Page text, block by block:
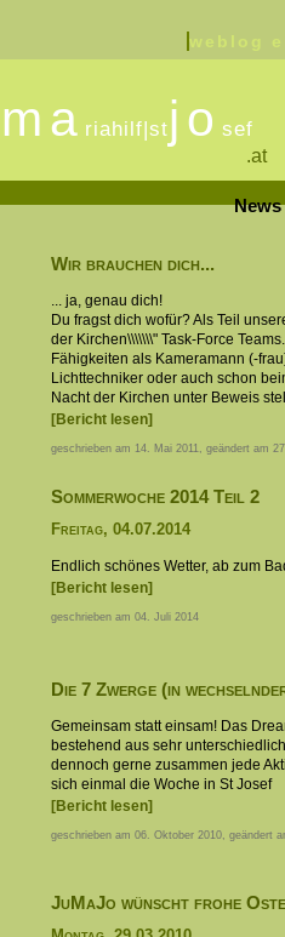
weblog
ma riahilf|stjo sef
.at
News
Wir brauchen dich...
... ja, genau dich!
Du fragst dich wofür? Als Teil
der Kirchen\\\\\\\" Task-Force
Fähigkeiten als Kameramann (-
Lichttechniker oder auch schon
Nacht der Kirchen unter Beweis
[Bericht lesen]
geschrieben am 14. Mai 2011, geändert am
Sommerwoche 2014 Teil 2
Freitag, 04.07.2014
Endlich schönes Wetter, ab zum
[Bericht lesen]
geschrieben am 04. Juli 2014
Die 7 Zwerge (in
Gemeinsam statt einsam! Das
bestehend aus sehr
dennoch gerne zusammen jede
sich einmal die Woche in St Josef
[Bericht lesen]
geschrieben am 06. Oktober 2010, geändert
JuMaJo wünscht frohe